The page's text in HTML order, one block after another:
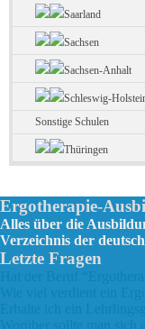
Saarland
Sachsen
Sachsen-Anhalt
Schleswig-
Sonstige Schulen
Thüringen
Ergotherapie-
Alles über die
Verzeichnis der
Letzte Fragen